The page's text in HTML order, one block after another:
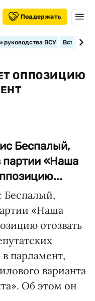
Поддержать
руководства ВСУ
ОППОЗИЦИЮ
Беспалый,
партии «Наша
Беспалый,
«Наша
отозвать
парламент,
варианта
Об этом он